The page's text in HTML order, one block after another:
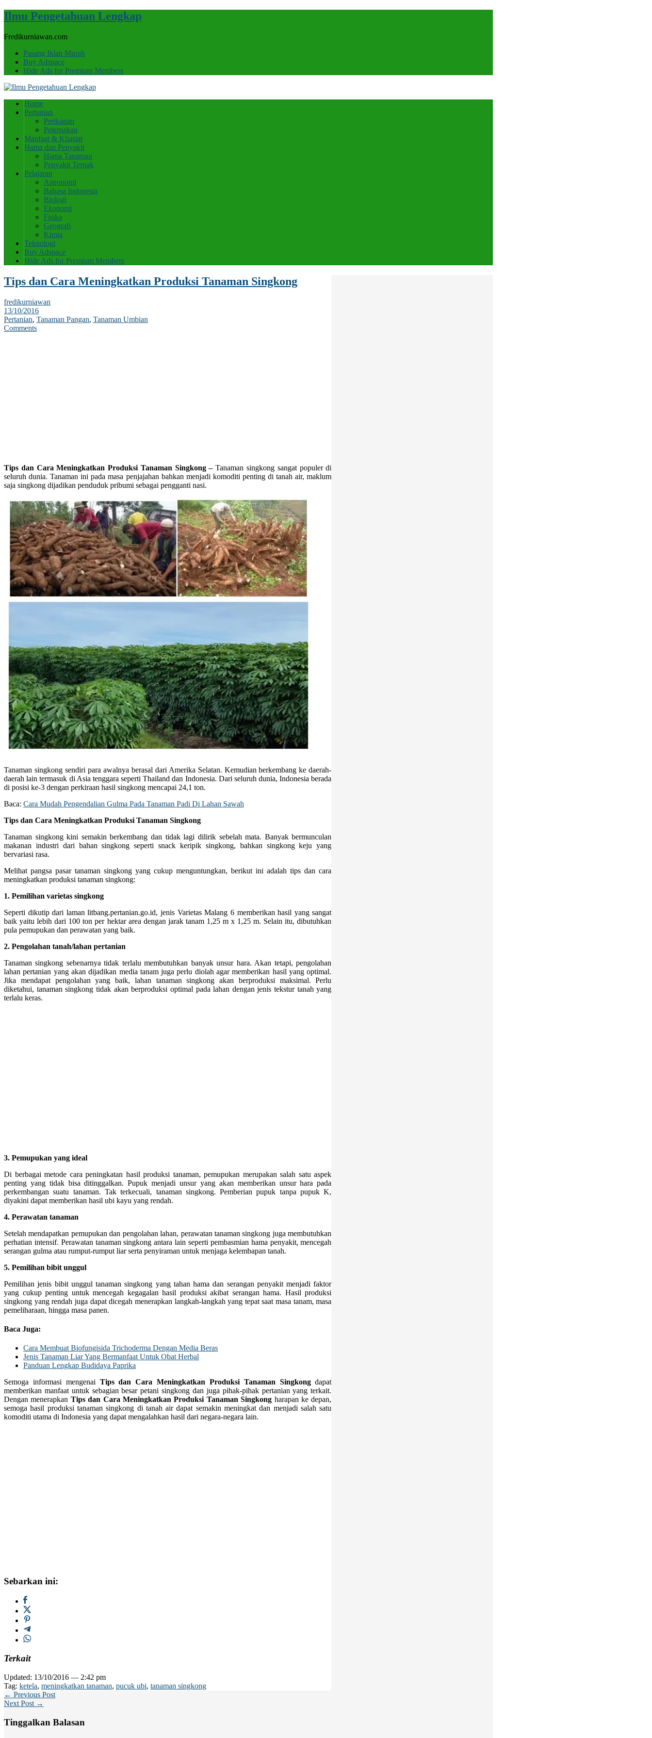
Ilmu Pengetahuan Lengkap
Fredikurniawan.com
Pasang Iklan Murah
Buy Adspace
Hide Ads for Premium Members
Home
Pertanian
Perikanan
Peternakan
Manfaat & Khasiat
Hama dan Penyakit
Hama Tanaman
Penyakit Ternak
Pelajaran
Astronomi
Bahasa Indonesia
Biologi
Ekonomi
Fisika
Geografi
Kimia
Teknologi
Buy Adspace
Hide Ads for Premium Members
Tips dan Cara Meningkatkan Produksi Tanaman Singkong
fredikurniawan
13/10/2016
Pertanian, Tanaman Pangan, Tanaman Umbian
Comments
Tips dan Cara Meningkatkan Produksi Tanaman Singkong –Tanaman singkong sangat populer di
seluruh dunia. Tanaman ini pada masa penjajahan bahkan menjadi komoditi penting di tanah air, maklum
saja singkong dijadikan penduduk pribumi sebagai pengganti nasi.
Tanaman singkong sendiri para awalnya berasal dari Amerika Selatan. Kemudian berkembang ke daerah-
daerah lain termasuk di Asia tenggara seperti Thailand dan Indonesia. Dari seluruh dunia, Indonesia berada
di posisi ke-3 dengan perkiraan hasil singkong mencapai 24,1 ton.
Baca: Cara Mudah Pengendalian Gulma Pada Tanaman Padi Di Lahan Sawah
Tips dan Cara Meningkatkan Produksi Tanaman Singkong
Tanaman singkong kini semakin berkembang dan tidak lagi dilirik sebelah mata. Banyak bermunculan
makanan industri dari bahan singkong seperti snack keripik singkong, bahkan singkong keju yang
bervariasi rasa.
Melihat pangsa pasar tanaman singkong yang cukup menguntungkan, berikut ini adalah tips dan cara
meningkatkan produksi tanaman singkong:
1. Pemilihan varietas singkong
Seperti dikutip dari laman litbang.pertanian.go.id, jenis Varietas Malang 6 memberikan hasil yang sangat
baik yaitu lebih dari 100 ton per hektar area dengan jarak tanam 1,25 m x 1,25 m. Selain itu, dibutuhkan
pula pemupukan dan perawatan yang baik.
2. Pengolahan tanah/lahan pertanian
Tanaman singkong sebenarnya tidak terlalu membutuhkan banyak unsur hara. Akan tetapi, pengolahan
lahan pertanian yang akan dijadikan media tanam juga perlu diolah agar memberikan hasil yang optimal.
Jika mendapat pengolahan yang baik, lahan tanaman singkong akan berproduksi maksimal. Perlu
diketahui, tanaman singkong tidak akan berproduksi optimal pada lahan dengan jenis tekstur tanah yang
terlalu keras.
3. Pemupukan yang ideal
Di berbagai metode cara peningkatan hasil produksi tanaman, pemupukan merupakan salah satu aspek
penting yang tidak bisa ditinggalkan. Pupuk menjadi unsur yang akan memberikan unsur hara pada
perkembangan suatu tanaman. Tak terkecuali, tanaman singkong. Pemberian pupuk tanpa pupuk K,
diyakini dapat memberikan hasil ubi kayu yang rendah.
4. Perawatan tanaman
Setelah mendapatkan pemupukan dan pengolahan lahan, perawatan tanaman singkong juga membutuhkan
perhatian intensif. Perawatan tanaman singkong antara lain seperti pembasmian hama penyakit, mencegah
serangan gulma atau rumput-rumput liar serta penyiraman untuk menjaga kelembapan tanah.
5. Pemilihan bibit unggul
Pemilihan jenis bibit unggul tanaman singkong yang tahan hama dan serangan penyakit menjadi faktor
yang cukup penting untuk mencegah kegagalan hasil produksi akibat serangan hama. Hasil produksi
singkong yang rendah juga dapat dicegah menerapkan langkah-langkah yang tepat saat masa tanam, masa
pemeliharaan, hingga masa panen.
Baca Juga:
Cara Membuat Biofungisida Trichoderma Dengan Media Beras
Jenis Tanaman Liar Yang Bermanfaat Untuk Obat Herbal
Panduan Lengkap Budidaya Paprika
Semoga informasi mengenai Tips dan Cara Meningkatkan Produksi Tanaman Singkongdapat
memberikan manfaat untuk sebagian besar petani singkong dan juga pihak-pihak pertanian yang terkait.
Dengan menerapkan Tips dan Cara Meningkatkan Produksi Tanaman Singkong harapan ke depan,
semoga hasil produksi tanaman singkong di tanah air dapat semakin meningkat dan menjadi salah satu
komoditi utama di Indonesia yang dapat mengalahkan hasil dari negara-negara lain.
Sebarkan ini:
Terkait
Updated: 13/10/2016 — 2:42 pm
Tag: ketela, meningkatkan tanaman, pucuk ubi, tanaman singkong
← Previous Post
Next Post →
Tinggalkan Balasan